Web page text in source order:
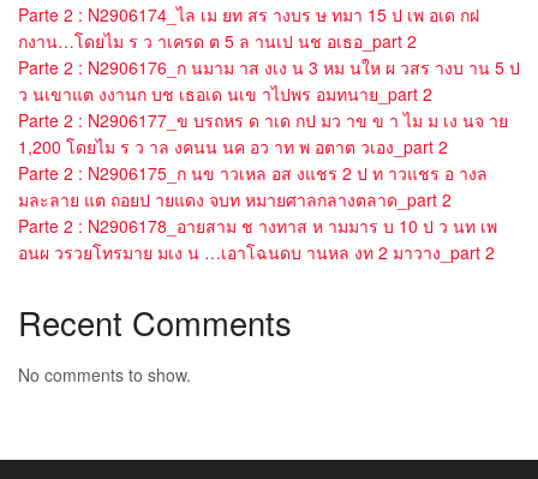
Parte 2 : N2906174_ไล เม ยท สร างบร ษ ทมา 15 ป เพ อเด กฝ
กงาน…โดยไม ร ว าเครด ต 5 ล านเป นช อเธอ_part 2
Parte 2 : N2906176_ก นมาม าส งเง น 3 หม นให ผ วสร างบ าน 5 ป
ว นเขาแต งงานก บช เธอเด นเข าไปพร อมทนาย_part 2
Parte 2 : N2906177_ข บรถหร ด าเด กป มว าข ข า ไม ม เง นจ าย
1,200 โดยไม ร ว าล งคนน นค อว าท พ อตาต วเอง_part 2
Parte 2 : N2906175_ก นข าวเหล อส งแชร 2 ป ท าวแชร อ างล
มละลาย แต ถอยป ายแดง จบท หมายศาลกลางตลาด_part 2
Parte 2 : N2906178_อายสาม ช างทาส ห ามมาร บ 10 ป ว นท เพ
อนผ วรวยโทรมาย มเง น …เอาโฉนดบ านหล งท 2 มาวาง_part 2
Recent Comments
No comments to show.